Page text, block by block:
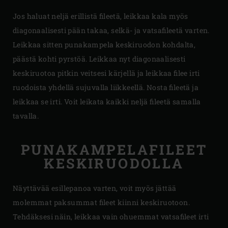
Jos haluat neljä erillistä fileetä, leikkaa kala myös
diagonaalisesti pään takaa, selkä- ja vatsafileetä varten.
Leikkaa sitten punakampela keskiruodon kohdalta,
päästä kohti pyrstöä. Leikkaa nyt diagonaalisesti
keskiruotoa pitkin veitsesi kärjellä ja leikkaa filee irti
ruodoista yhdellä sujuvalla liikkeellä. Nosta fileetä ja
leikkaa se irti. Voit leikata kaikki neljä fileetä samalla
tavalla.
PUNAKAMPELAFILEET
KESKIRUODOLLA
Näyttävää esillepanoa varten, voit myös jättää
molemmat paksummat fileet kiinni keskiruotoon.
Tehdäksesi näin, leikkaa vain ohuemmat vatsafileet irti